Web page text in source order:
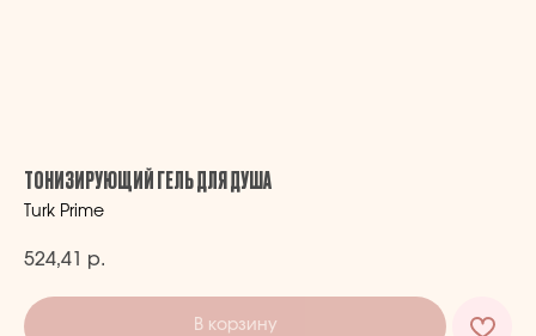
ТОНИЗИРУЮЩИЙ ГЕЛЬ ДЛЯ ДУША
Turk Prime
524,41 р.
В корзину